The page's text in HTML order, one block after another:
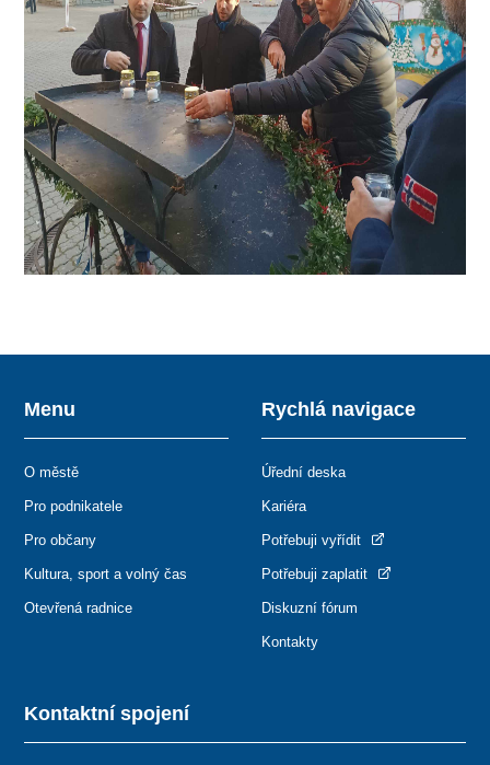
Kontaktní spojení
Menu
O městě
Pro podnikatele
Pro občany
Kultura, sport a volný čas
Otevřená radnice
Rychlá navigace
Úřední deska
Kariéra
Potřebuji vyřídit
Potřebuji zaplatit
Diskuzní fórum
Kontakty